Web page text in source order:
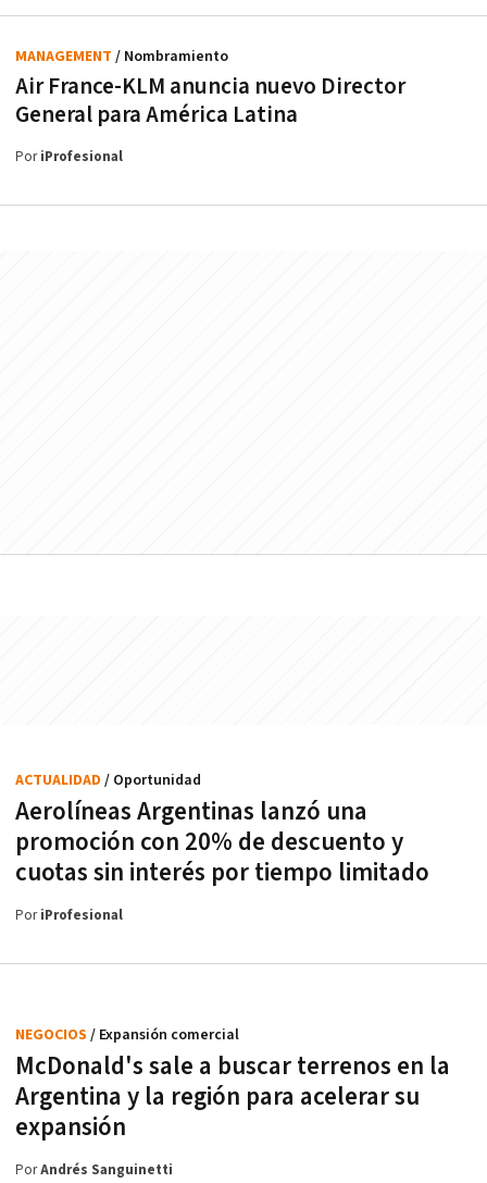
Air France-KLM anuncia nuevo Director
General para América Latina
MANAGEMENT / Nombramiento
PoriProfesional
Aerolíneas Argentinas lanzó una
promoción con 20% de descuento y
cuotas sin interés por tiempo limitado
ACTUALIDAD / Oportunidad
PoriProfesional
McDonald's sale a buscar terrenos en la
Argentina y la región para acelerar su
expansión
NEGOCIOS / Expansión comercial
PorAndrés Sanguinetti